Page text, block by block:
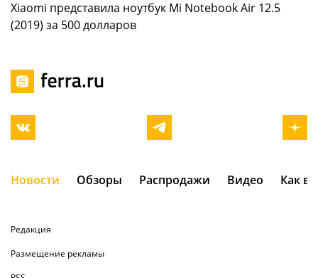
Xiaomi представила ноутбук Mi Notebook Air 12.5
(2019) за 500 долларов
Новости Обзоры Распродажи Видео Как
Редакция
Размещение рекламы